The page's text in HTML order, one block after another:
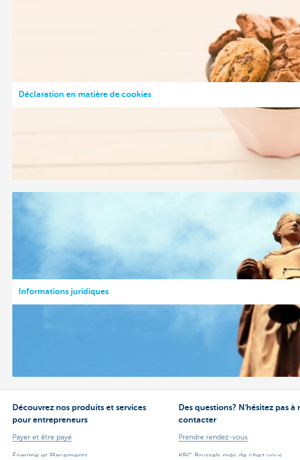
Déclaration en matière de cookies
Informations juridiques
Découvrez nos produits et services
pour entrepreneurs
Payer et être payé
Épargne et Placements
Des questions? N'hésitez pas à
contacter
Prendre rendez-vous
KBC Brussels près de chez vous